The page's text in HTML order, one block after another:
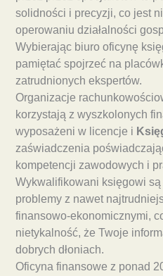
solidności i precyzji, co jest
operowaniu działalności
Wybierając biuro oficynę
pamiętać spojrzeć na
zatrudnionych ekspertów.
Organizacje
korzystają z wyszkolonych
wyposażeni w licencje i
zaświadczenia
kompetencji zawodowych i
Wykwalifikowani księgowi
problemy z nawet
finansowo-ekonomicznymi,
nietykalność, że Twoje
dobrych dłoniach.
Oficyna finansowe z ponad